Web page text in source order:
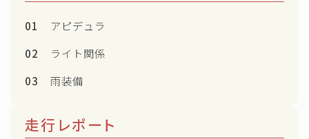
01
アピデュラ
02
ライト関係
03
雨装備
走行レポート